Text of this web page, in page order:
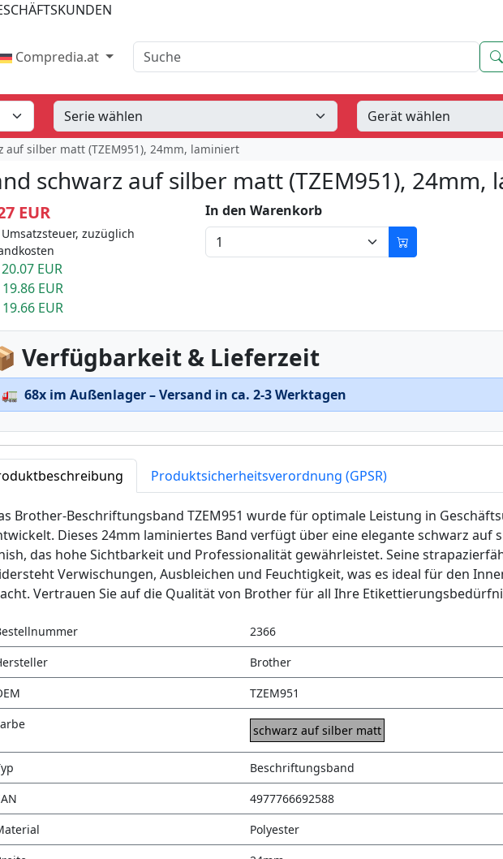
Compredia.at Suche
auf silber matt (TZEM951), 24mm, laminiert
schwarz auf silber matt (TZEM951), 24mm,
EUR
Umsatzsteuer, zuzüglich
EUR
EUR
EUR
In den Warenkorb
Verfügbarkeit & Lieferzeit
🚛 68x im Außenlager – Versand in ca. 2-3 Werktagen
Produktsicherheitsverordnung (GPSR)
Brother-Beschriftungsband TZEM951 wurde für optimale Leistung in
Dieses 24mm laminiertes Band verfügt über eine elegante schwarz auf
das hohe Sichtbarkeit und Professionalität gewährleistet. Seine
Verwischungen, Ausbleichen und Feuchtigkeit, was es ideal für den
Vertrauen Sie auf die Qualität von Brother für all Ihre
2366
Brother
TZEM951
schwarz auf silber matt
Beschriftungsband
4977766692588
Polyester